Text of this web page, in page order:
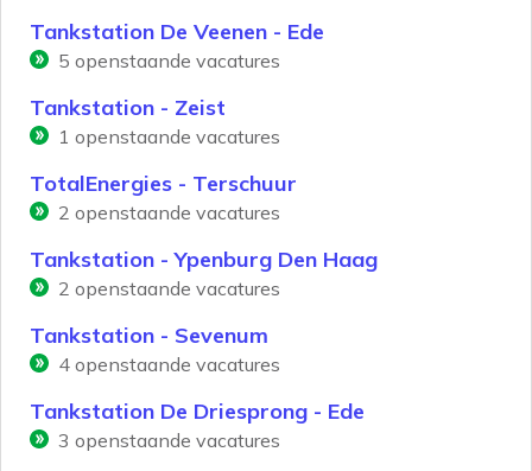
Tankstation De Veenen - Ede
5 openstaande vacatures
Tankstation - Zeist
1 openstaande vacatures
TotalEnergies - Terschuur
2 openstaande vacatures
Tankstation - Ypenburg Den Haag
2 openstaande vacatures
Tankstation - Sevenum
4 openstaande vacatures
Tankstation De Driesprong - Ede
3 openstaande vacatures